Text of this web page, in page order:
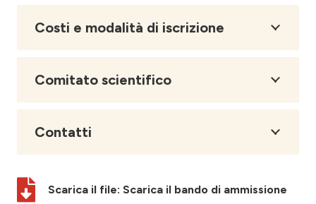
Costi e modalità di iscrizione
Comitato scientifico
Contatti
Scarica il file: Scarica il bando di ammissione